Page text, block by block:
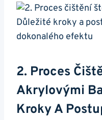
2. Proces
Akrylovými
Kroky A